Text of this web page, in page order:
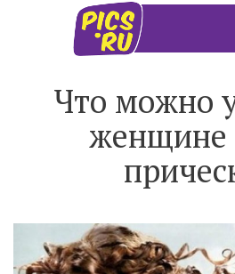
Что можно
женщине